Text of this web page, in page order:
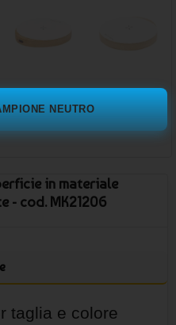
NEUTRO
in materiale
cod. MK21206
taglia e colore